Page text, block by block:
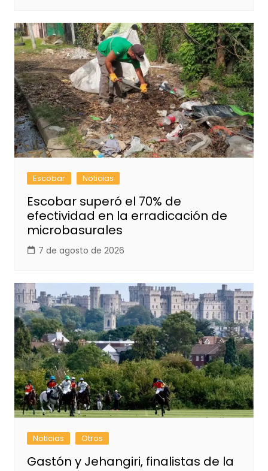
Escobar Noticias
Escobar superó el 70% de
efectividad en la erradicación de
microbasurales
7 de agosto de 2026
Noticias Otros
Gastón y Jehangiri, finalistas de la